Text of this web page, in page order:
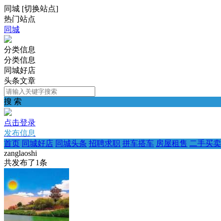
同城 [切换站点]
热门站点
同城
分类信息
分类信息
同城好店
头条文章
搜 索
点击登录
发布信息
首页 同城好店 同城头条 招聘求职 拼车搭车 房屋租售 二手买卖
zanglaoshi
共发布了1条